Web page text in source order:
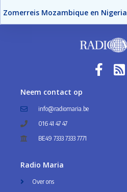
Zomerreis Mozambique en Nigeria
Neem contact op
info@radiomaria.be
016 41 47 47
BE49 7333 7333 7771
Radio Maria
Over ons